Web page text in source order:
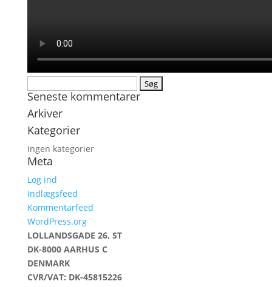
efter:
Seneste kommentarer
Arkiver
Kategorier
Ingen kategorier
Meta
Log ind
Indlægsfeed
Kommentarfeed
WordPress.org
LOLLANDSGADE 26, ST
DK-8000 AARHUS C
DENMARK
CVR/VAT: DK-45815226